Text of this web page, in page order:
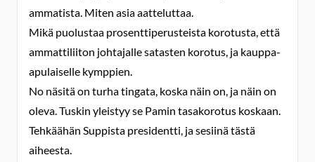
ammatista. Miten asia aatteluttaa.
Mikä puolustaa prosenttiperusteista korotusta, että
ammattiliiton johtajalle satasten korotus, ja kauppa-
apulaiselle kymppien.
No näsitä on turha tingata, koska näin on, ja näin on
oleva. Tuskin yleistyy se Pamin tasakorotus koskaan.
Tehkäähän Suppista presidentti, ja sesiinä tästä
aiheesta.